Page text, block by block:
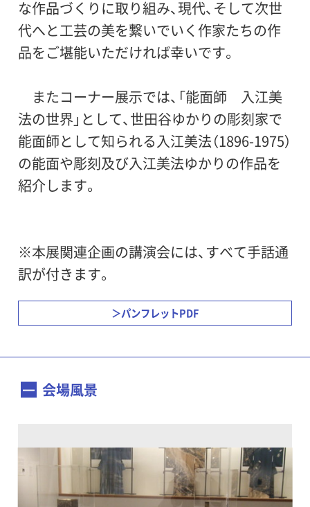
な作品づくりに取り組み、現代、そして次世
代へと工芸の美を繋いでいく作家たちの作
品をご堪能いただければ幸いです。
またコーナー展示では、「能面師 入江美
法の世界」として、世田谷ゆかりの彫刻家で
能面師として知られる入江美法（1896-1975）
の能面や彫刻及び入江美法ゆかりの作品を
紹介します。
※本展関連企画の講演会には、すべて手話通
訳が付きます。
パンフレットPDF
会場風景